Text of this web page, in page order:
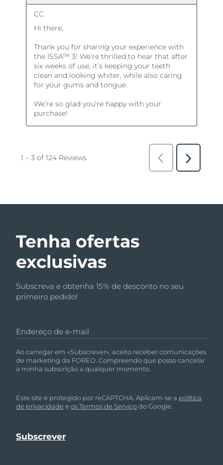
Tenha ofertas
exclusivas
Subscreva e obtenha 15% de desconto no seu
primeiro pedido!
Endereço de e-mail
Ao carregar em «Subscrever», aceito receber comunicações
de marketing da FOREO. Compreendo que posso cancelar
a minha subscrição a qualquer momento.
Este site é protegido por reCAPTCHA. Aplicam-se a política
de privacidade eos Termos de Serviçodo Google.